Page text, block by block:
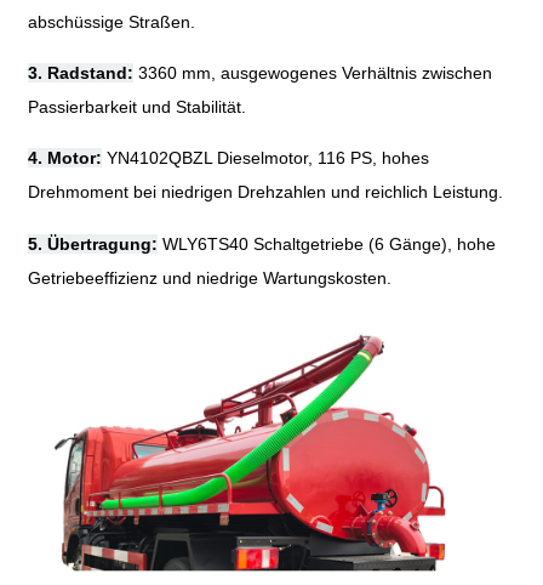
abschüssige Straßen.
3. Radstand: 3360 mm, ausgewogenes Verhältnis zwischen
Passierbarkeit und Stabilität.
4. Motor: YN4102QBZL Dieselmotor, 116 PS, hohes
Drehmoment bei niedrigen Drehzahlen und reichlich Leistung.
5. Übertragung: WLY6TS40 Schaltgetriebe (6 Gänge), hohe
Getriebeeffizienz und niedrige Wartungskosten.